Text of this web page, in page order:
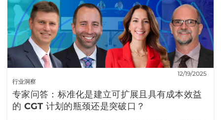
行业洞察
12/19/2025
专家问答：标准化是建立可扩展且具有成本效益
的 CGT 计划的瓶颈还是突破口？